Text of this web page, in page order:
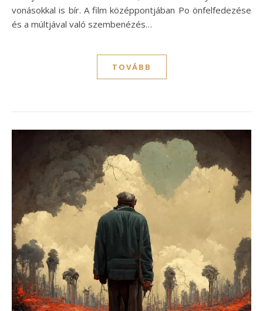
vonásokkal is bír. A film középpontjában Po önfelfedezése
és a múltjával való szembenézés…
TOVÁBB